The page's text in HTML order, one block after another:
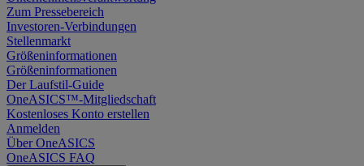
Zum Pressebereich
Investoren-Verbindungen
Stellenmarkt
Größeninformationen
Größeninformationen
Der Laufstil-Guide
OneASICS™-Mitgliedschaft
Kostenloses Konto erstellen
Anmelden
Über OneASICS
OneASICS FAQ